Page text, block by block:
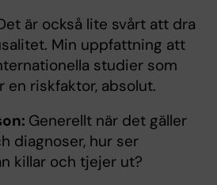
är också lite svårt att dra
Min uppfattning att
studier som
riskfaktor, absolut.
Generellt när det gäller
diagnoser, hur ser
killar och tjejer ut?